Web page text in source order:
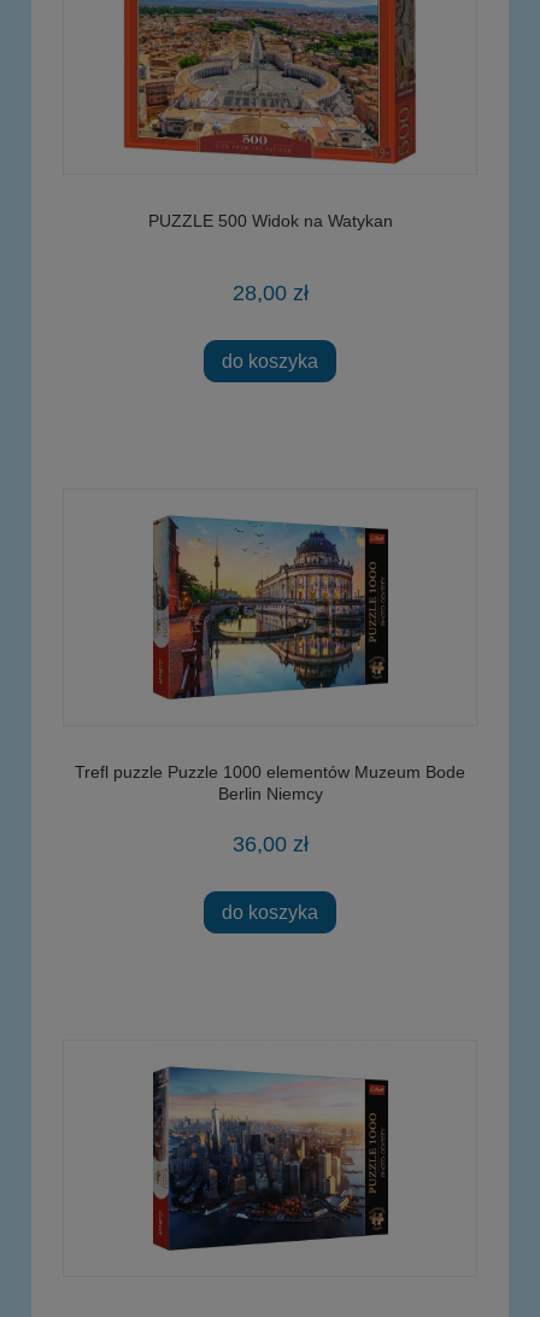
PUZZLE 500 Widok na Watykan
28,00 zł
do koszyka
Trefl puzzle Puzzle 1000 elementów Muzeum Bode
Berlin Niemcy
36,00 zł
do koszyka